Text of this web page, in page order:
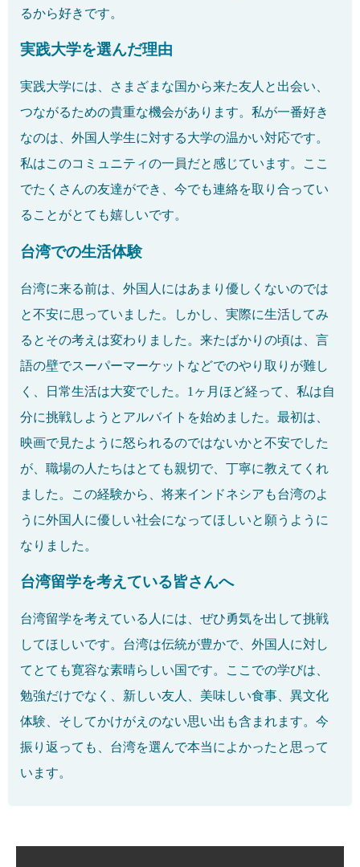
るから好きです。
実践大学を選んだ理由
実践大学には、さまざまな国から来た友人と出会い、
つながるための貴重な機会があります。私が一番好き
なのは、外国人学生に対する大学の温かい対応です。
私はこのコミュニティの一員だと感じています。ここ
でたくさんの友達ができ、今でも連絡を取り合ってい
ることがとても嬉しいです。
台湾での生活体験
台湾に来る前は、外国人にはあまり優しくないのでは
と不安に思っていました。しかし、実際に生活してみ
るとその考えは変わりました。来たばかりの頃は、言
語の壁でスーパーマーケットなどでのやり取りが難し
く、日常生活は大変でした。1ヶ月ほど経って、私は自
分に挑戦しようとアルバイトを始めました。最初は、
映画で見たように怒られるのではないかと不安でした
が、職場の人たちはとても親切で、丁寧に教えてくれ
ました。この経験から、将来インドネシアも台湾のよ
うに外国人に優しい社会になってほしいと願うように
なりました。
台湾留学を考えている皆さんへ
台湾留学を考えている人には、ぜひ勇気を出して挑戦
してほしいです。台湾は伝統が豊かで、外国人に対し
てとても寛容な素晴らしい国です。ここでの学びは、
勉強だけでなく、新しい友人、美味しい食事、異文化
体験、そしてかけがえのない思い出も含まれます。今
振り返っても、台湾を選んで本当によかったと思って
います。